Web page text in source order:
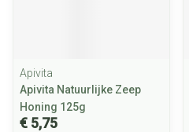
Apivita
Apivita Natuurlijke Zeep
Honing 125g
€ 5,75